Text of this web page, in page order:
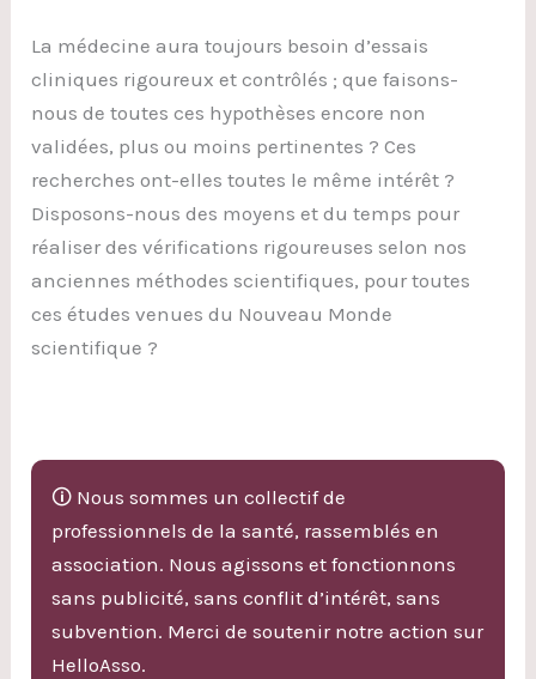
La médecine aura toujours besoin d’essais
cliniques rigoureux et contrôlés ; que faisons-
nous de toutes ces hypothèses encore non
validées, plus ou moins pertinentes ? Ces
recherches ont-elles toutes le même intérêt ?
Disposons-nous des moyens et du temps pour
réaliser des vérifications rigoureuses selon nos
anciennes méthodes scientifiques, pour toutes
ces études venues du Nouveau Monde
scientifique ?
🛈 Nous sommes un collectif de
professionnels de la santé, rassemblés en
association. Nous agissons et fonctionnons
sans publicité, sans conflit d’intérêt, sans
subvention. Merci de soutenir notre action sur
HelloAsso.